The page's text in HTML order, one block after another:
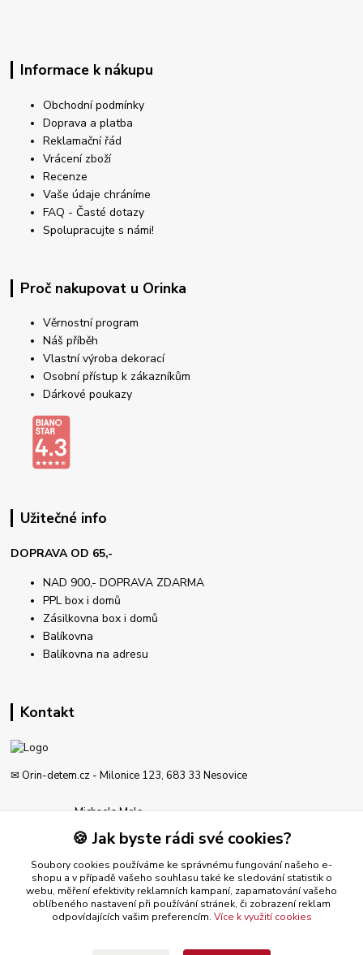
Informace k nákupu
Obchodní podmínky
Doprava a platba
Reklamační řád
Vrácení zboží
Recenze
Vaše údaje chráníme
FAQ - Časté dotazy
Spolupracujte s námi!
Proč nakupovat u Orinka
Věrnostní program
Náš příběh
Vlastní výroba dekorací
Osobní přístup k zákazníkům
Dárkové poukazy
Užitečné info
DOPRAVA OD 65,-
NAD 900,- DOPRAVA ZDARMA
PPL box i domů
Zásilkovna box i domů
Balíkovna
Balíkovna na adresu
Kontakt
✉ Orin-detem.cz - Milonice 123, 683 33 Nesovice
Michaela Melo
777 189 612
Po - Pá od 8-19 hod
obchod@orin-detem.cz
🍪 Jak byste rádi své cookies?
Soubory cookies používáme ke správnému fungování našeho e-
shopu a v případě vašeho souhlasu také ke sledování statistik o
webu, měření efektivity reklamních kampaní, zapamatování vašeho
oblíbeného nastavení při používání stránek, či zobrazení reklam
odpovídajících vašim preferencím. Více k využití cookies